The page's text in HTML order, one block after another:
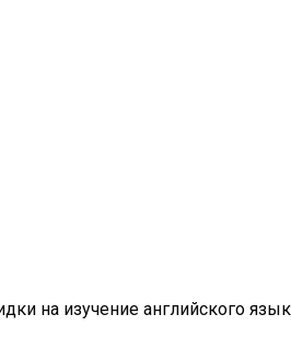
на изучение английского